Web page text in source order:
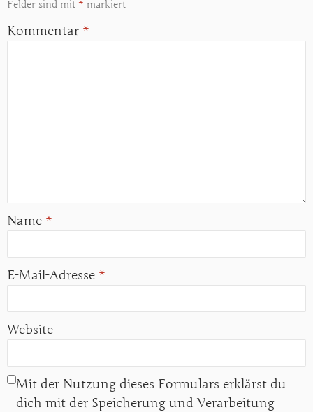
Felder sind mit * markiert
Kommentar *
Name *
E-Mail-Adresse *
Website
Mit der Nutzung dieses Formulars erklärst du
dich mit der Speicherung und Verarbeitung